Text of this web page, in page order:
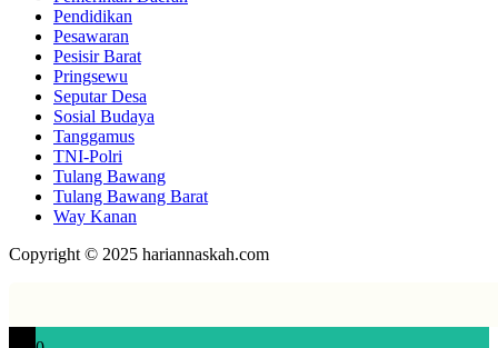
Pendidikan
Pesawaran
Pesisir Barat
Pringsewu
Seputar Desa
Sosial Budaya
Tanggamus
TNI-Polri
Tulang Bawang
Tulang Bawang Barat
Way Kanan
Copyright © 2025 hariannaskah.com